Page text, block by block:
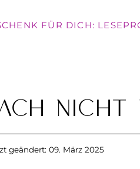
FÜR DICH:
nicht
geändert: 09. März 2025